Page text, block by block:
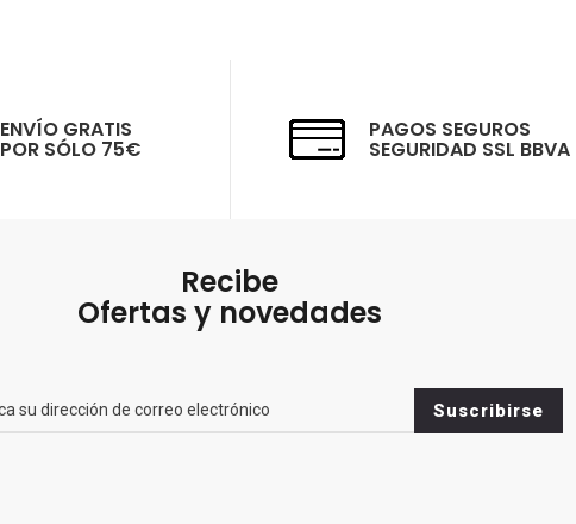
ENVÍO GRATIS
POR SÓLO 75€
PAGOS SEGUROS
SEGURIDAD SSL BBVA
Recibe
Ofertas y novedades
Suscribirse